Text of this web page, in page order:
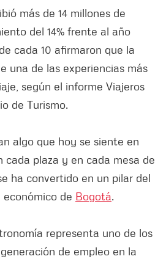
más de 14 millones de
del 14% frente al año
cada 10 afirmaron que la
una de las experiencias más
según el informe Viajeros
de Turismo.
algo que hoy se siente en
cada plaza y en cada mesa de
ha convertido en un pilar del
de Bogotá.
representa uno de los
de empleo en la